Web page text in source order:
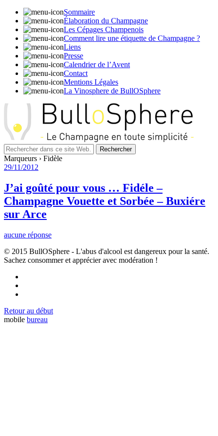
Sommaire
Élaboration du Champagne
Les Cépages Champenois
Comment lire une étiquette de Champagne ?
Liens
Presse
Calendrier de l’Avent
Contact
Mentions Légales
La Vinosphere de BullOSphere
Marqueurs › Fidèle
29/11/2012
J’ai goûté pour vous … Fidéle –
Champagne Vouette et Sorbée – Buxiére
sur Arce
aucune réponse
© 2015 BullOSphere - L'abus d'alcool est dangereux pour la santé.
Sachez consommer et apprécier avec modération !
Retour au début
mobile bureau